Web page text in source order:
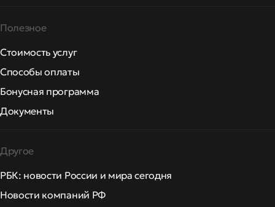
Полезное
Стоимость услуг
Способы оплаты
Бонусная программа
Документы
Другое
РБК: новости России и мира сегодня
Новости компаний РФ